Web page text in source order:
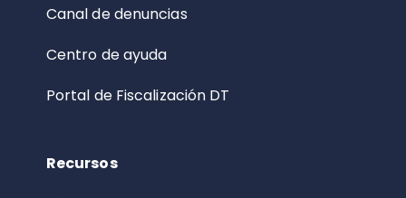
Canal de denuncias
Centro de ayuda
Portal de Fiscalización DT
Recursos